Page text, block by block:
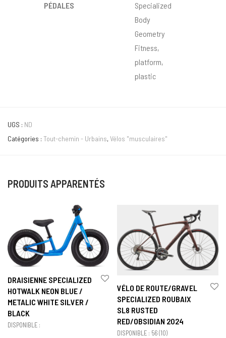
PÉDALES
Specialized
Body
Geometry
Fitness,
platform,
plastic
UGS : ND
Catégories : Tout-chemin - Urbains, Vélos "musculaires"
PRODUITS APPARENTÉS
DRAISIENNE SPECIALIZED
HOTWALK NEON BLUE /
METALIC WHITE SILVER /
BLACK
DISPONIBLE :
VÉLO DE ROUTE/GRAVEL
SPECIALIZED ROUBAIX
SL8 RUSTED
RED/OBSIDIAN 2024
DISPONIBLE : 56 (10)